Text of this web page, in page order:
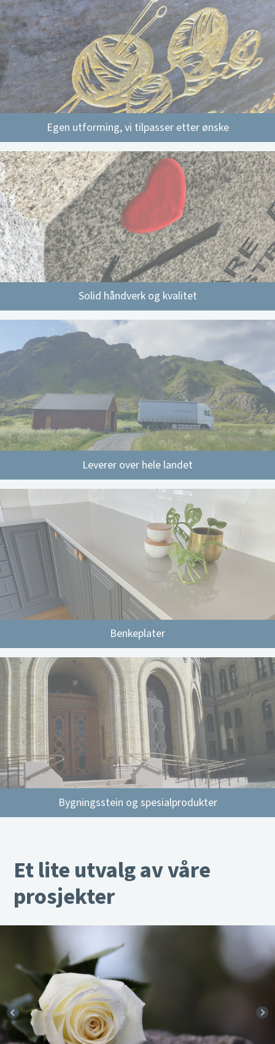
Egen utforming, vi tilpasser etter ønske
Solid håndverk og kvalitet
Leverer over hele landet
Benkeplater
Bygningsstein og spesialprodukter
Et lite utvalg av våre
prosjekter